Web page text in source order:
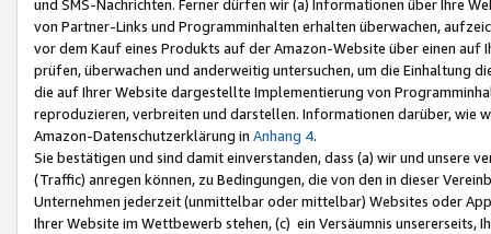
und SMS-Nachrichten. Ferner dürfen wir (a) Informationen über Ihre
von Partner-Links und Programminhalten erhalten überwachen,
vor dem Kauf eines Produkts auf der Amazon-Website über einen
prüfen, überwachen und anderweitig untersuchen, um die Einhaltung
die auf Ihrer Website dargestellte Implementierung von
reproduzieren, verbreiten und darstellen. Informationen darüber, wie
Amazon-Datenschutzerklärung in Anhang 4.
Sie bestätigen und sind damit einverstanden, dass (a) wir und
(Traffic) anregen können, zu Bedingungen, die von den in dieser
Unternehmen jederzeit (unmittelbar oder mittelbar) Websites oder
Ihrer Website im Wettbewerb stehen, (c) ein Versäumnis unsererseits,